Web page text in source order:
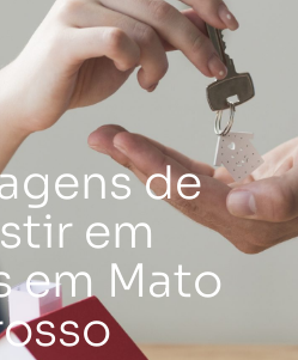
de
em
em Mato